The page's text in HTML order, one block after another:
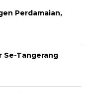
Perdamaian,
Se-Tangerang